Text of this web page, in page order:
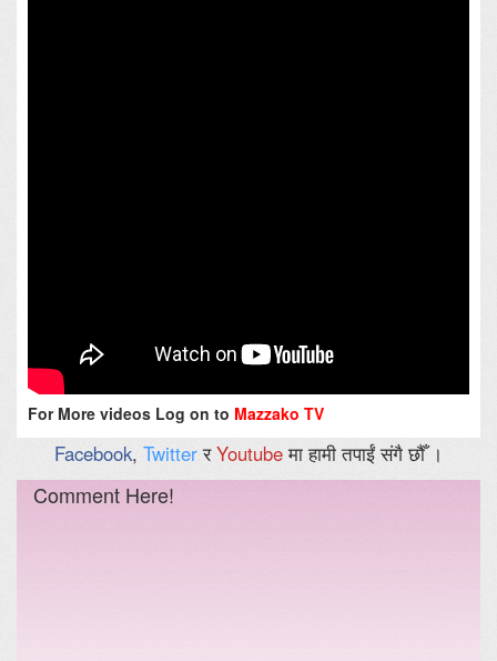
For More videos Log on to Mazzako TV
Facebook, TwitterरYoutubeमा हामी तपाईं संगै छौँ ।
Comment Here!